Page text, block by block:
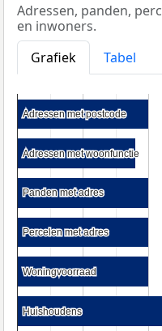
Adressen, panden,
en inwoners.
Grafiek
Tabel
Adressen met postcode
Adressen met postcode
Adressen met woonfunctie
Adressen met woonfunctie
Panden met adres
Panden met adres
Percelen met adres
Percelen met adres
Woningvoorraad
Woningvoorraad
Huishoudens
Huishoudens